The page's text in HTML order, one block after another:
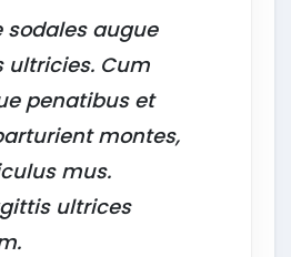
sodales augue
ultricies. Cum
penatibus et
montes,
mus.
ultrices